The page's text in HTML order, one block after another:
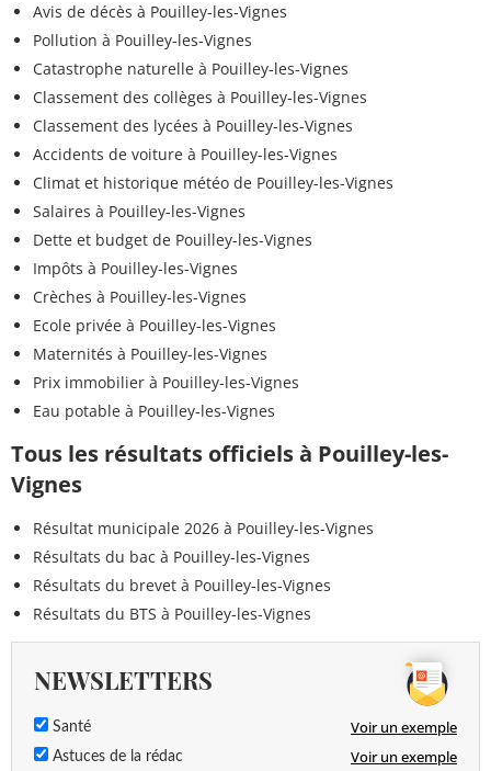
Avis de décès à Pouilley-les-Vignes
Pollution à Pouilley-les-Vignes
Catastrophe naturelle à Pouilley-les-Vignes
Classement des collèges à Pouilley-les-Vignes
Classement des lycées à Pouilley-les-Vignes
Accidents de voiture à Pouilley-les-Vignes
Climat et historique météo de Pouilley-les-Vignes
Salaires à Pouilley-les-Vignes
Dette et budget de Pouilley-les-Vignes
Impôts à Pouilley-les-Vignes
Crèches à Pouilley-les-Vignes
Ecole privée à Pouilley-les-Vignes
Maternités à Pouilley-les-Vignes
Prix immobilier à Pouilley-les-Vignes
Eau potable à Pouilley-les-Vignes
Tous les résultats officiels à Pouilley-les-
Vignes
Résultat municipale 2026 à Pouilley-les-Vignes
Résultats du bac à Pouilley-les-Vignes
Résultats du brevet à Pouilley-les-Vignes
Résultats du BTS à Pouilley-les-Vignes
NEWSLETTERS
Santé Voir un exemple
Astuces de la rédac Voir un exemple